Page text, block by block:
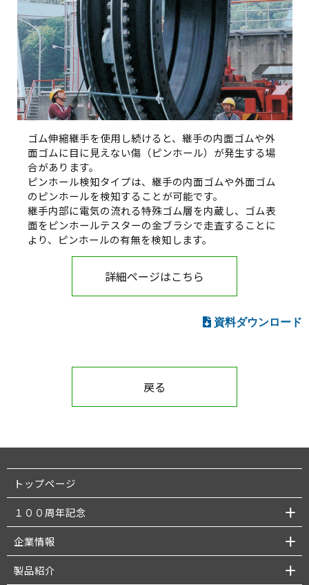
ゴム伸縮継手を使用し続けると、継手の内面ゴムや外
面ゴムに目に見えない傷（ピンホール）が発生する場
合があります。
ピンホール検知タイプは、継手の内面ゴムや外面ゴム
のピンホールを検知することが可能です。
継手内部に電気の流れる特殊ゴム層を内蔵し、ゴム表
面をピンホールテスターの金ブラシで走査することに
より、ピンホールの有無を検知します。
詳細ページはこちら
資料ダウンロード
戻る
トップページ
１００周年記念
企業情報
製品紹介